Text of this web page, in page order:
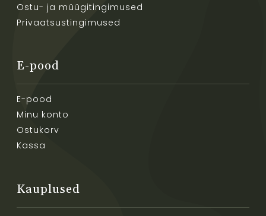
Ostu- ja müügitingimused
Privaatsustingimused
E-pood
E-pood
Minu konto
Ostukorv
Kassa
Kauplused